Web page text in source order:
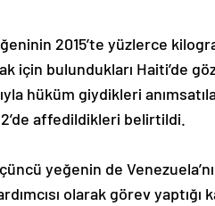
2015’te yüzlerce
için bulundukları Haiti’de
hüküm giydikleri
affedildikleri belirtildi.
yeğenin de
olarak görev yaptığı